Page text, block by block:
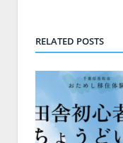
RELATED POSTS